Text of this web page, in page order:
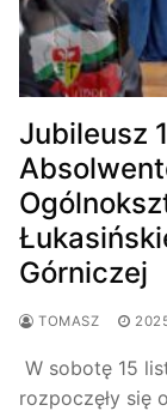
Jubileusz
Górniczej
TOMASZ
W sobotę 15
rozpoczęły się